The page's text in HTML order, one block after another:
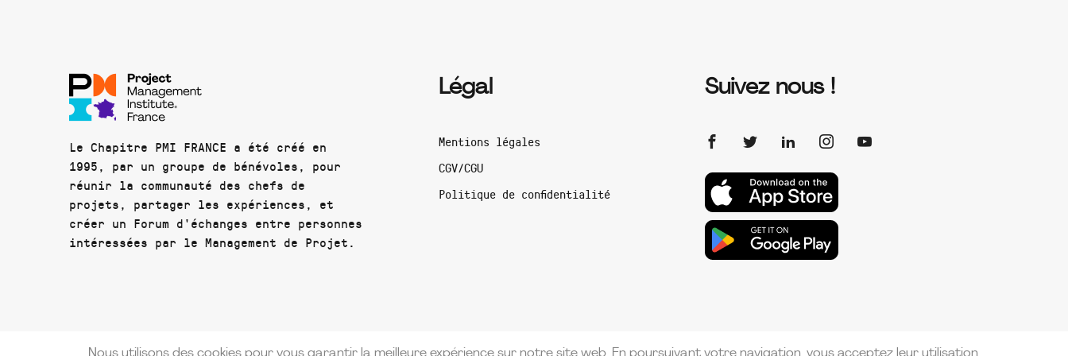
Le Chapitre PMI FRANCE a été créé en
1995, par un groupe de bénévoles, pour
réunir la communauté des chefs de
projets, partager les expériences, et
créer un Forum d'échanges entre personnes
intéressées par le Management de Projet.
Légal
Mentions légales
CGV/CGU
Politique de confidentialité
Suivez nous !